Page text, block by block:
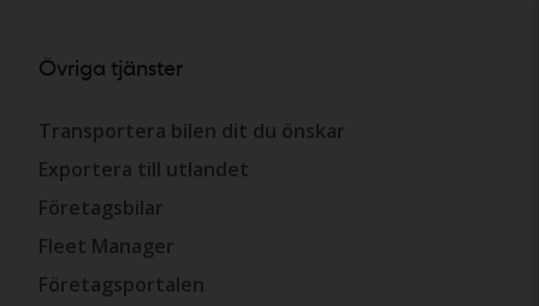
Övriga tjänster
Transportera bilen dit du önskar
Exportera till utlandet
Företagsbilar
Fleet Manager
Företagsportalen